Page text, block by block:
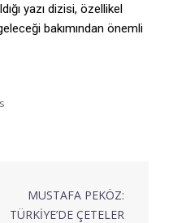
yazı dizisi, özellikel
bakımından önemli
MUSTAFA PEKÖZ:
TÜRKİYE’DE ÇETELER